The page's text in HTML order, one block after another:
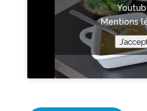
Mentions